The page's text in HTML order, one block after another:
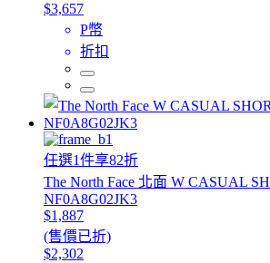
$3,657
P幣
折扣
任選1件享82折
The North Face 北面 W CASUAL
NF0A8G02JK3
$1,887
(售價已折)
$2,302